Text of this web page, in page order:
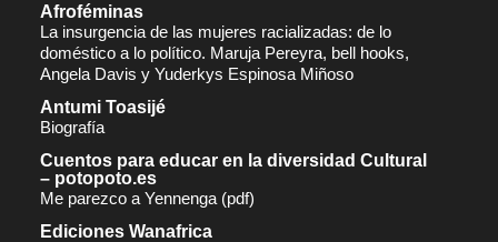
Afroféminas
La insurgencia de las mujeres racializadas: de lo
doméstico a lo político. Maruja Pereyra, bell hooks,
Angela Davis y Yuderkys Espinosa Miñoso
Antumi Toasijé
Biografía
Cuentos para educar en la diversidad Cultural
– potopoto.es
Me parezco a Yennenga (pdf)
Ediciones Wanafrica